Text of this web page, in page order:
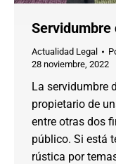
Servidumbre
Actualidad Legal
28 noviembre, 2022
La servidumbre
propietario de
entre otras dos
público. Si está
rústica por